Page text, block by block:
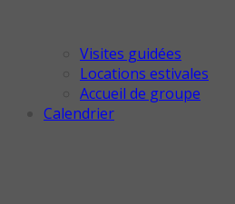
Visites guidées
Locations estivales
Accueil de groupe
Calendrier